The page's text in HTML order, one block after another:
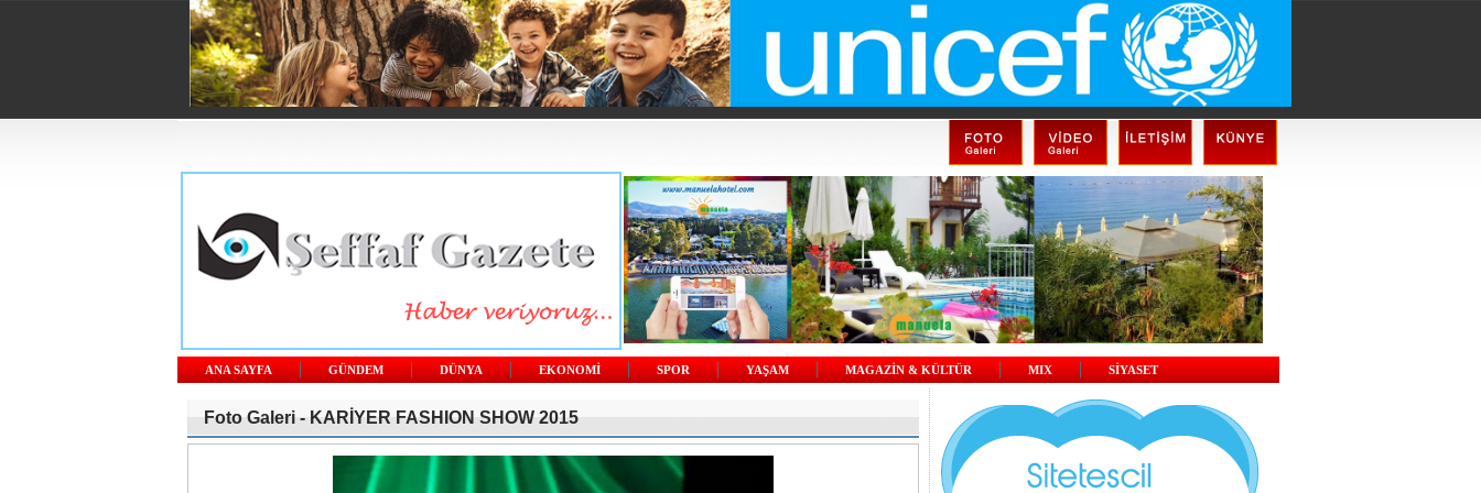
ANA SAYFA GÜNDEM DÜNYA EKONOMİ SPOR YAŞAM MAGAZİN & KÜLTÜR MIX SİYASET
Foto Galeri - KARİYER FASHION SHOW 2015